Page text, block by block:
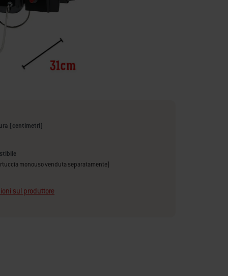
(centimetri)
monouso venduta separatamente)
sul produttore